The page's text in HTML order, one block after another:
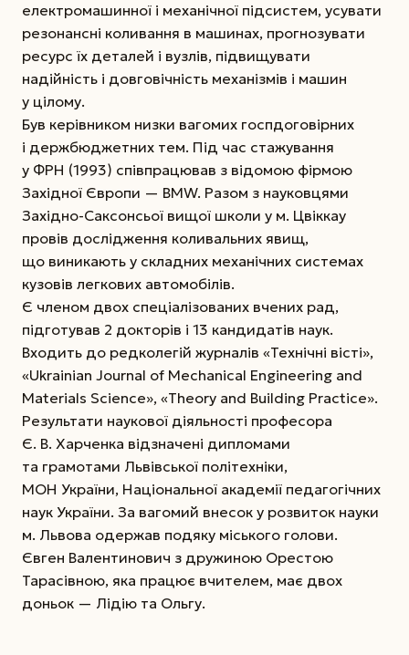
електромашинної і механічної підсистем, усувати
резонансні коливання в машинах, прогнозувати
ресурс їх деталей і вузлів, підвищувати
надійність і довговічність механізмів і машин
у цілому.
Був керівником низки вагомих госпдоговірних
і держбюджетних тем. Під час стажування
у ФРН (1993) співпрацював з відомою фірмою
Західної Європи — BMW. Разом з науковцями
Західно-Саксонсьої вищої школи у м. Цвіккау
провів дослідження коливальних явищ,
що виникають у складних механічних системах
кузовів легкових автомобілів.
Є членом двох спеціалізованих вчених рад,
підготував 2 докторів і 13 кандидатів наук.
Входить до редколегій журналів «Технічні вісті»,
«Ukrainian Journal of Mechanical Engineering and
Materials Science», «Theory and Building Practice».
Результати наукової діяльності професора
Є. В. Харченка відзначені дипломами
та грамотами Львівської політехніки,
МОН України, Національної академії педагогічних
наук України. За вагомий внесок у розвиток науки
м. Львова одержав подяку міського голови.
Євген Валентинович з дружиною Орестою
Тарасівною, яка працює вчителем, має двох
доньок — Лідію та Ольгу.